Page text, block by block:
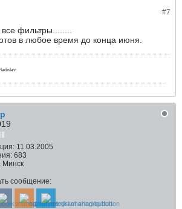
#7
фильтры........
в любое время до конца июня.
11.03.2005
683
Минск
сообщение: